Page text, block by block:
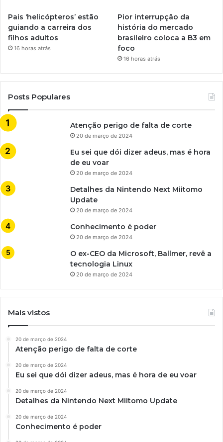
Pais ‘helicópteros’ estão
guiando a carreira dos
filhos adultos
16 horas atrás
Pior interrupção da
história do mercado
brasileiro coloca a B3 em
foco
16 horas atrás
Posts Populares
Atenção perigo de falta de corte
20 de março de 2024
Eu sei que dói dizer adeus, mas é hora
de eu voar
20 de março de 2024
Detalhes da Nintendo Next Miitomo
Update
20 de março de 2024
Conhecimento é poder
20 de março de 2024
O ex-CEO da Microsoft, Ballmer, revê a
tecnologia Linux
20 de março de 2024
Mais vistos
20 de março de 2024
Atenção perigo de falta de corte
20 de março de 2024
Eu sei que dói dizer adeus, mas é hora de eu voar
20 de março de 2024
Detalhes da Nintendo Next Miitomo Update
20 de março de 2024
Conhecimento é poder